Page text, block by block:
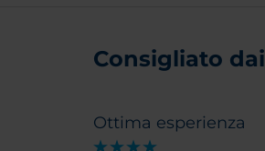
Consigliato
Ottima esperienza